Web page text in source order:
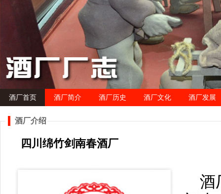
酒厂首页 酒厂简介 酒厂历史 酒厂文化 酒厂发展
酒厂介绍
四川绵竹剑南春酒厂
酒